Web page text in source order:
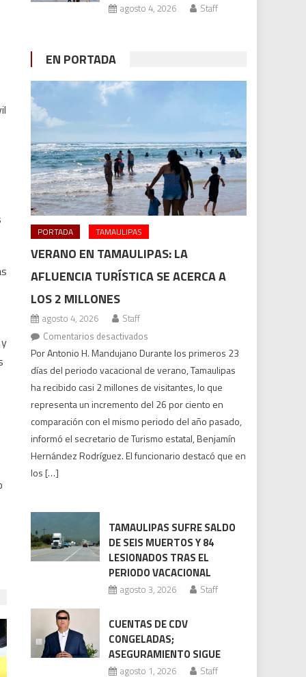
agosto 4, 2026 Staff
EN PORTADA
PORTADA TAMAULIPAS
VERANO EN TAMAULIPAS: LA
AFLUENCIA TURÍSTICA SE ACERCA A
LOS 2 MILLONES
agosto 4, 2026
Staff
Comentarios desactivados
Verano
en
Tamaulipas:
la
afluencia
se
acerca
millones
Por Antonio H. Mandujano Durante los primeros 23
días del periodo vacacional de verano, Tamaulipas
ha recibido casi 2 millones de visitantes, lo que
representa un incremento del 26 por ciento en
comparación con el mismo periodo del año pasado,
informó el secretario de Turismo estatal, Benjamín
Hernández Rodríguez. El funcionario destacó que en
los […]
TAMAULIPAS SUFRE SALDO
DE SEIS MUERTOS Y 84
LESIONADOS TRAS EL
PERIODO VACACIONAL
agosto 3, 2026 Staff
CUENTAS DE CDV
CONGELADAS;
ASEGURAMIENTO SIGUE
agosto 1, 2026 Staff